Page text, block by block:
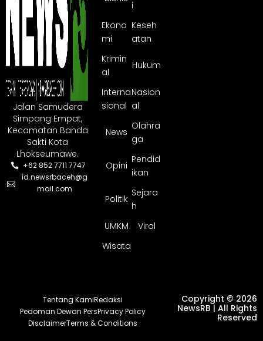
Jalan Samudera
Simpang Empat,
Kecamatan Banda
Sakti Kota
Lhokseumawe.
+62 852 7711 7747
id.newsrbaceh@g
mail.com
i
Ekono
mi
Keseh
atan
Krimin
al
Hukum
Interna
sional
Nasion
al
News
Olahra
ga
Opini
Pendid
ikan
Politik
Sejara
h
UMKM
Viral
Wisata
Tentang KamiRedaksi
Pedoman Dewan PersPrivacy Policy
DisclaimerTerms & Conditions
Copyright © 2026
NewsRB | All Rights
Reserved